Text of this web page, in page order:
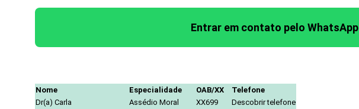
Entrar em contato pelo WhatsApp
Nome Especialidade OAB/XX
Telefone
Dr(a) Carla
Assédio Moral XX699
Descobrir telefone